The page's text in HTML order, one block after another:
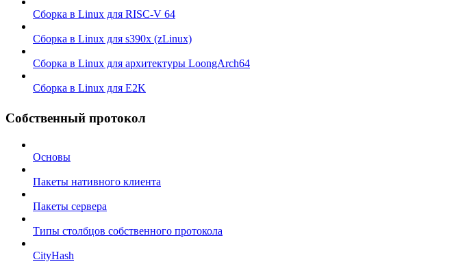
Сборка в Linux для RISC-V 64
Сборка в Linux для s390x (zLinux)
Сборка в Linux для архитектуры LoongArch64
Сборка в Linux для E2K
Собственный протокол
Основы
Пакеты нативного клиента
Пакеты сервера
Типы столбцов собственного протокола
CityHash